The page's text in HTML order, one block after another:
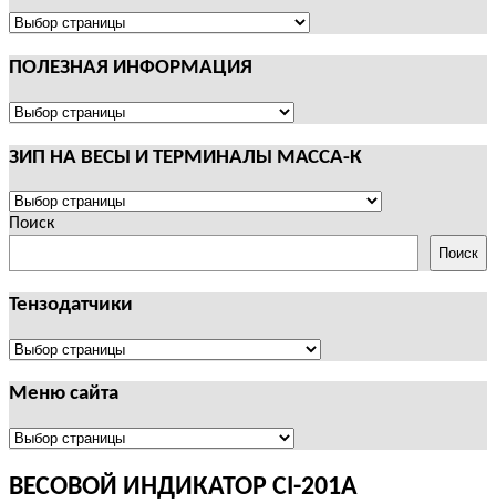
ЗИП
ВЕСЫ
ТЕРМИНАЛЫ
ПОЛЕЗНАЯ ИНФОРМАЦИЯ
ПОЛЕЗНАЯ
ЗИП НА ВЕСЫ И ТЕРМИНАЛЫ МАССА-К
ЗИП
НА
И
ТЕРМИНАЛЫ
МАССА-
Поиск
Поиск
Тензодатчики
Тензодатчики
Меню сайта
Меню
ВЕСОВОЙ ИНДИКАТОР CI-201A